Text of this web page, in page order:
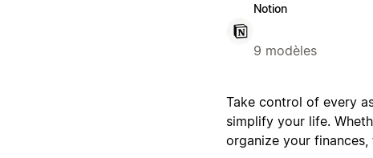
Notion
9 modèles
Take control of every
simplify your life.
organize your